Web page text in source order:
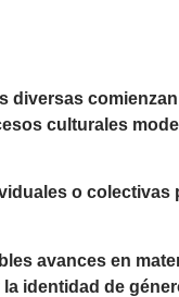
diversas
culturales
o
avances en
identidad de